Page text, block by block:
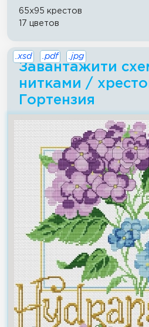
65x95 крестов
17 цветов
Завантажити
нитками /
Гортензия
.xsd .pdf .jpg